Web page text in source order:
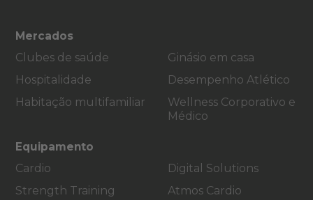
Mercados
Clubes de saúde
Hospitalidade
Habitação multifamiliar
Ginásio em casa
Desempenho Atlético
Wellness Corporativo e
Médico
Equipamento
Cardio
Strength Training
Digital Solutions
Atmos Cardio